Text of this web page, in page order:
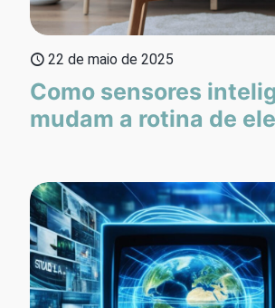
22 de maio de 2025
Como sensores
mudam a rotina de